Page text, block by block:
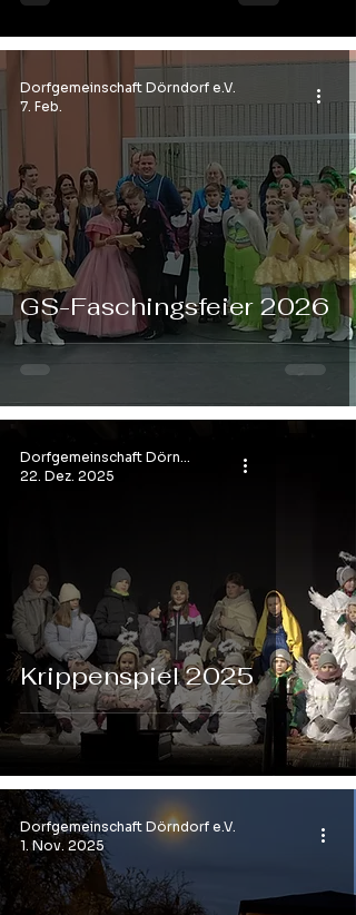
GS-Faschingsfeier 2026
Dorfgemeinschaft Dörndorf e.V.
7. Feb.
Krippenspiel 2025
Dorfgemeinschaft Dörndorf e.V.
22. Dez. 2025
Dorfgemeinschaft Dörndorf e.V.
1. Nov. 2025